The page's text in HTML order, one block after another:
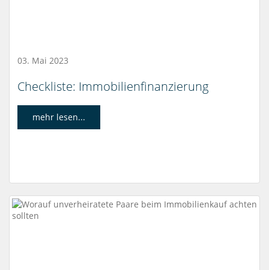
03. Mai 2023
Checkliste: Immobilienfinanzierung
mehr lesen...